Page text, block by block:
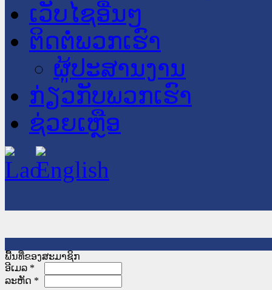
ເວັບໄຊອື່ນໆ
ຕິດຕໍ່ພວກເຮົາ
ຜູ້ປະສານງານ
ກ່ຽວກັບພວກເຮົາ
ຊ່ວຍເຫຼືອ
ພື້ນທີ່ຂອງສະມາຊິກ
ອີເມລ *
ລະຫັດ *